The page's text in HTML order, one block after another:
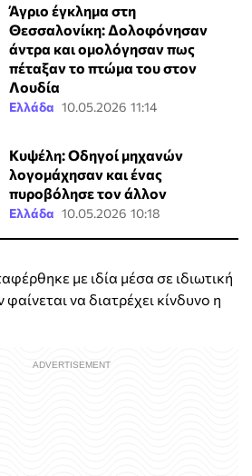
Άγριο έγκλημα στη
Θεσσαλονίκη: Δολοφόνησαν
άντρα και ομολόγησαν πως
πέταξαν το πτώμα του στον
Λουδία
Ελλάδα 10.05.2026 11:14
Κυψέλη: Οδηγοί μηχανών
λογομάχησαν και ένας
πυροβόλησε τον άλλον
Ελλάδα 10.05.2026 10:18
με ιδία μέσα σε ιδιωτική
φαίνεται να διατρέχει κίνδυνο η